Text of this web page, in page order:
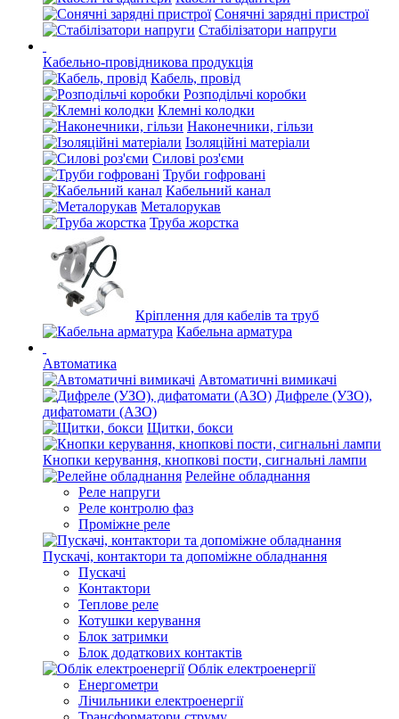
Сонячні зарядні пристрої
Стабілізатори напруги
Кабельно-провідникова продукція
Кабель, провід
Розподільчі коробки
Клемні колодки
Наконечники, гільзи
Ізоляційні матеріали
Силові роз'єми
Труби гофровані
Кабельний канал
Металорукав
Труба жорстка
Кріплення для кабелів та труб
Кабельна арматура
Автоматика
Автоматичні вимикачі
Дифреле (УЗО),
дифатомати (АЗО)
Щитки, бокси
Кнопки керування, кнопкові пости, сигнальні лампи
Релейне обладнання
Реле напруги
Реле контролю фаз
Проміжне реле
Пускачі, контактори та допоміжне обладнання
Пускачі
Контактори
Теплове реле
Котушки керування
Блок затримки
Блок додаткових контактів
Облік електроенергії
Енергометри
Лічильники електроенергії